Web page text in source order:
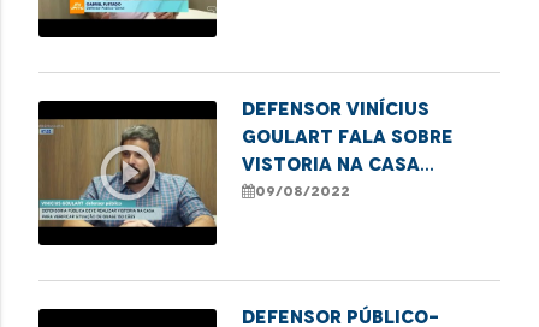
Maranhão
play_circle_outline
Defensor Vinícius
Goulart fala sobre
vistoria na Casa
Camélia Rosa
09/08/2022
Defensor Público-